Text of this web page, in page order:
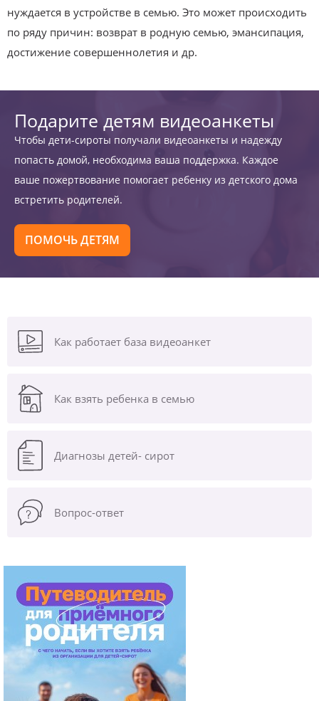
нуждается в устройстве в семью. Это может происходить
по ряду причин: возврат в родную семью, эмансипация,
достижение совершеннолетия и др.
Подарите детям видеоанкеты
Чтобы дети-сироты получали видеоанкеты и надежду
попасть домой, необходима ваша поддержка. Каждое
ваше пожертвование помогает ребенку из детского дома
встретить родителей.
ПОМОЧЬ ДЕТЯМ
Как работает база видеоанкет
Как взять ребенка в семью
Диагнозы детей- сирот
Вопрос-ответ